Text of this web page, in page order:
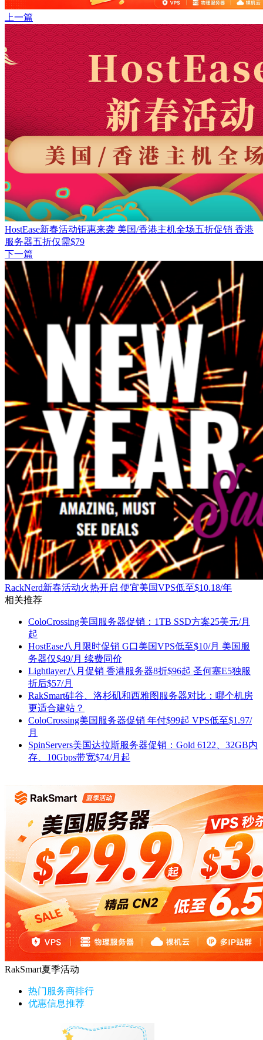
上一篇
HostEase新春活动钜惠来袭 美国/香港主机全场五折促销 香港
服务器五折仅需$79
下一篇
RackNerd新春活动火热开启 便宜美国VPS低至$10.18/年
相关推荐
ColoCrossing美国服务器促销：1TB SSD方案25美元/月
起
HostEase八月限时促销 G口美国VPS低至$10/月 美国服
务器仅$49/月 续费同价
Lightlayer八月促销 香港服务器8折$96起 圣何塞E5独服
折后$57/月
RakSmart硅谷、洛杉矶和西雅图服务器对比：哪个机房
更适合建站？
ColoCrossing美国服务器促销 年付$99起 VPS低至$1.97/
月
SpinServers美国达拉斯服务器促销：Gold 6122、32GB内
存、10Gbps带宽$74/月起
RakSmart夏季活动
热门服务商排行
优惠信息推荐